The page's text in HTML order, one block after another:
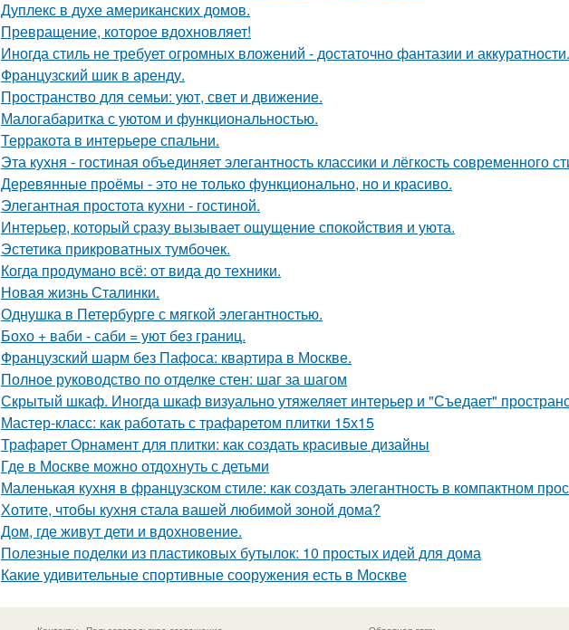
Дуплекс в духе американских домов.
Превращение, которое вдохновляет!
Иногда стиль не требует огромных вложений - достаточно фантазии и аккуратности.
Французский шик в аренду.
Пространство для семьи: уют, свет и движение.
Малогабаритка с уютом и функциональностью.
Терракота в интерьере спальни.
Эта кухня - гостиная объединяет элегантность классики и лёгкость современного
Деревянные проёмы - это не только функционально, но и красиво.
Элегантная простота кухни - гостиной.
Интерьер, который сразу вызывает ощущение спокойствия и уюта.
Эстетика прикроватных тумбочек.
Когда продумано всё: от вида до техники.
Новая жизнь Сталинки.
Однушка в Петербурге с мягкой элегантностью.
Бохо + ваби - саби = уют без границ.
Французский шарм без Пафоса: квартира в Москве.
Полное руководство по отделке стен: шаг за шагом
Скрытый шкаф. Иногда шкаф визуально утяжеляет интерьер и "Съедает"
Мастер-класс: как работать с трафаретом плитки 15х15
Трафарет Орнамент для плитки: как создать красивые дизайны
Где в Москве можно отдохнуть с детьми
Маленькая кухня в французском стиле: как создать элегантность в компактном
Хотите, чтобы кухня стала вашей любимой зоной дома?
Дом, где живут дети и вдохновение.
Полезные поделки из пластиковых бутылок: 10 простых идей для дома
Какие удивительные спортивные сооружения есть в Москве